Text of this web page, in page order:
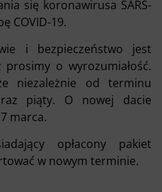
się koronawirusa SARS-
COVID-19.
i bezpieczeństwo jest
o wyrozumiałość.
niezależnie od terminu
piąty. O nowej dacie
marca.
opłacony pakiet
w nowym terminie.